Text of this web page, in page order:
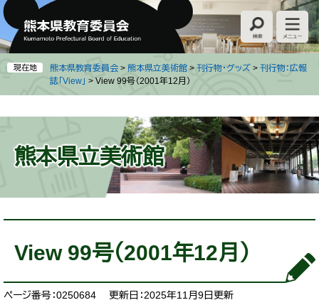
ペ
ー
ジ
の
先
で
メ
ニ
ュ
ー
を
ば
現在地 熊本県教育委員会 > 熊本県立美術館 > 刊行物・グッズ > 刊行物：広報
誌「View」 > View 99号（2001年12月）
熊本県立美術館
View 99号（2001年12月）
ページ番号：0250684 更新日：2025年11月9日更新